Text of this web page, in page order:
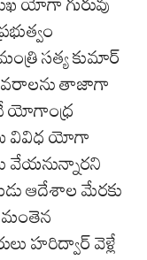
యోగా గురువు
సత్య కుమార్
తాజాగా
యోగాంధ్ర
వివిధ యోగా
వేయనున్నారని
ఆదేశాల మేరకు
మంతెన
హరిద్వార్ వెళ్లే